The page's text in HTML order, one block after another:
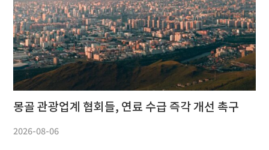
몽골 관광업계 협회들, 연료 수급 즉각 개선 촉구
2026-08-06